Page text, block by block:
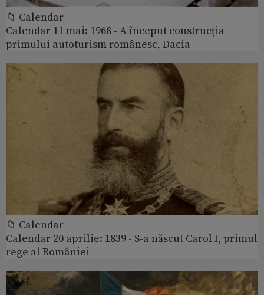
📁 Calendar
Calendar 11 mai: 1968 - A început construcția
primului autoturism românesc, Dacia
📁 Calendar
Calendar 20 aprilie: 1839 - S-a născut Carol I, primul
rege al României